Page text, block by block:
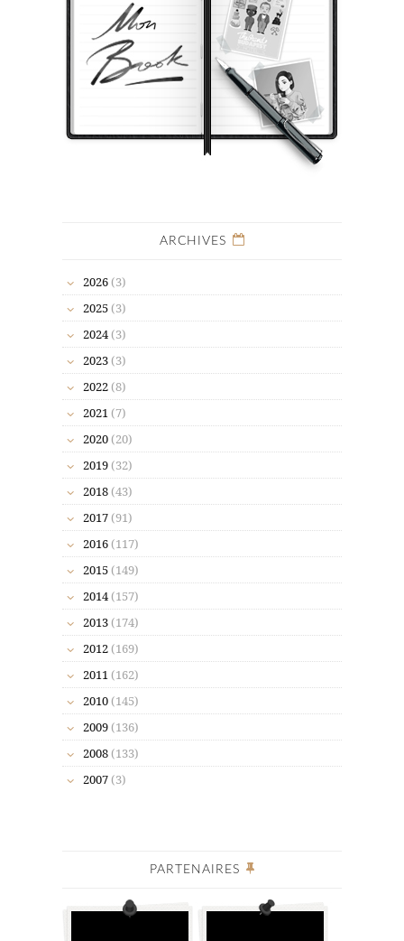
ARCHIVES
2026 (3)
2025 (3)
2024 (3)
2023 (3)
2022 (8)
2021 (7)
2020 (20)
2019 (32)
2018 (43)
2017 (91)
2016 (117)
2015 (149)
2014 (157)
2013 (174)
2012 (169)
2011 (162)
2010 (145)
2009 (136)
2008 (133)
2007 (3)
PARTENAIRES